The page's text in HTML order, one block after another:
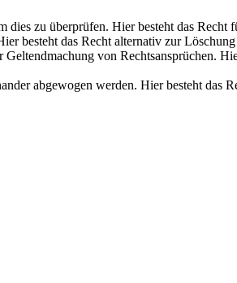
dies zu überprüfen. Hier besteht das Recht
besteht das Recht alternativ zur
von Rechtsansprüchen.
abgewogen werden. Hier besteht das